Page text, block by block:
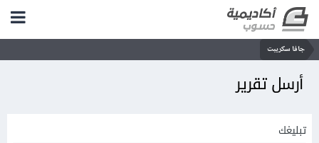
جافا سكريبت
أرسل تقرير
تبليغك